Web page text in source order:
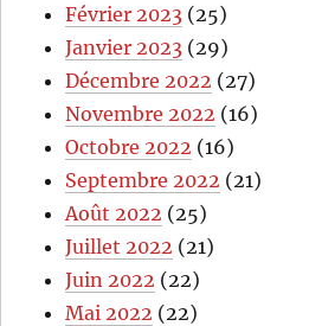
Février 2023 (25)
Janvier 2023 (29)
Décembre 2022 (27)
Novembre 2022 (16)
Octobre 2022 (16)
Septembre 2022 (21)
Août 2022 (25)
Juillet 2022 (21)
Juin 2022 (22)
Mai 2022 (22)